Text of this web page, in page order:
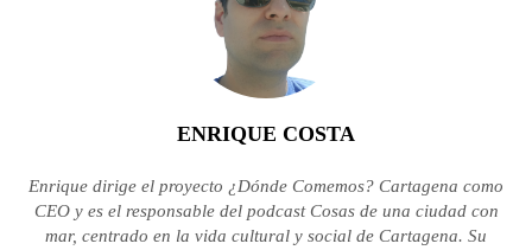
ENRIQUE COSTA
Enrique dirige el proyecto ¿Dónde Comemos? Cartagena como
CEO y es el responsable del podcast Cosas de una ciudad con
mar, centrado en la vida cultural y social de Cartagena. Su